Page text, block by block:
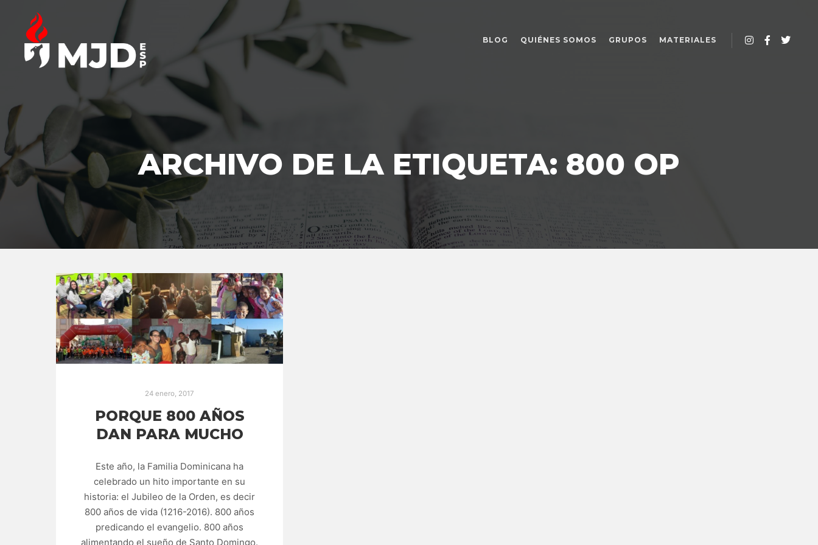
BLOG QUIÉNES SOMOS GRUPOS MATERIALES
ARCHIVO DE LA ETIQUETA: 800 OP
24 enero, 2017
PORQUE 800 AÑOS
DAN PARA MUCHO
Este año, la Familia Dominicana ha
celebrado un hito importante en su
historia: el Jubileo de la Orden, es decir
800 años de vida (1216-2016). 800 años
predicando el evangelio. 800 años
alimentando el sueño de Santo Domingo.